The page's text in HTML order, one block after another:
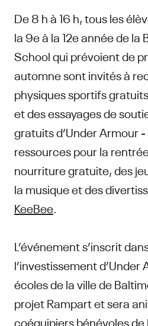
De 8 h à 16 h, tous les
la 9e à la 12e année de
School qui prévoient de
automne sont invités à
physiques sportifs
et des essayages de
gratuits d’Under Armour
ressources pour la
nourriture gratuite, des
la musique et des
KeeBee
L’événement s’inscrit
l’investissement d’Under
écoles de la ville de
projet Rampart et sera
coéquipiers bénévoles de